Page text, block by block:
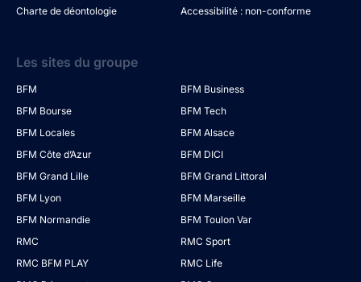
Charte de déontologie
Accessibilité : non-conforme
Les sites du groupe
BFM
BFM Business
BFM Bourse
BFM Tech
BFM Locales
BFM Alsace
BFM Côte d’Azur
BFM DICI
BFM Grand Lille
BFM Grand Littoral
BFM Lyon
BFM Marseille
BFM Normandie
BFM Toulon Var
RMC
RMC Sport
RMC BFM PLAY
RMC Life